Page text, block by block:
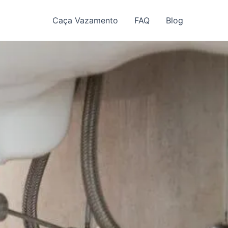
Caça Vazamento FAQ Blog